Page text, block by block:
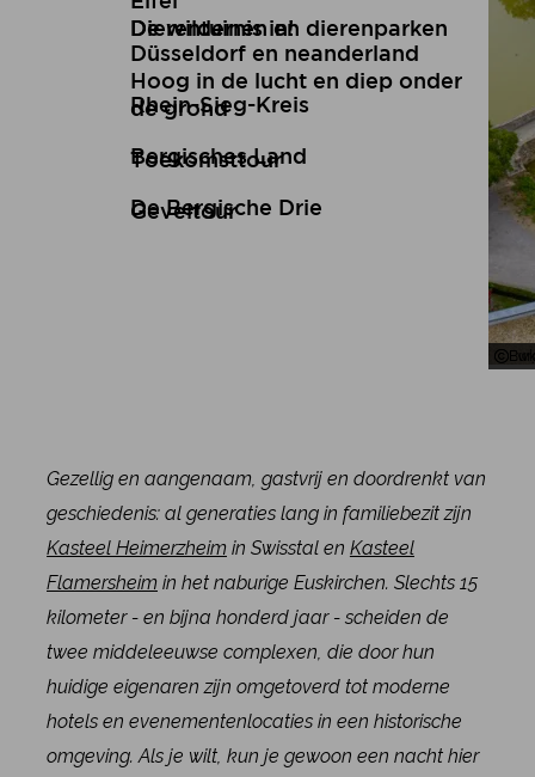
De wildernis in!
Hoog in de lucht en diep onder
de grond
Toekomsttour
Geveltour
Düsseldorf en neanderland
Rhein-Sieg-Kreis
Bergisches Land
De Bergische Drie
Dierentuinen en dierenparken
Gezellig en aangenaam, gastvrij en doordrenkt van
geschiedenis: al generaties lang in familiebezit zijn
Kasteel Heimerzheim in Swisstal en Kasteel
Flamersheim in het naburige Euskirchen. Slechts 15
kilometer - en bijna honderd jaar - scheiden de
twee middeleeuwse complexen, die door hun
huidige eigenaren zijn omgetoverd tot moderne
hotels en evenementenlocaties in een historische
omgeving. Als je wilt, kun je gewoon een nacht hier